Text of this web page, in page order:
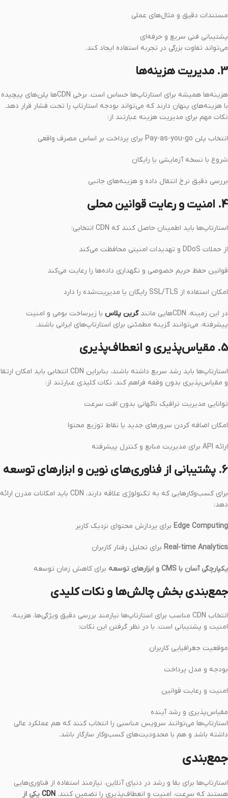
مستندات دقیق و مثال‌های عملی
پشتیبانی فنی سریع و حرفه‌ای
می‌تواند تفاوت بزرگی در تجربه استفاده ایجاد کند.
3. مدیریت هزینه‌ها
هزینه‌ها همیشه برای استارتاپ‌ها حساس است. برخی CDNها پلن‌های پیچیده
با هزینه‌های پنهان دارند که می‌تواند بودجه استارتاپ را تحت فشار قرار دهد.
نکات مهم برای مدیریت هزینه عبارتند از:
انتخاب پلن Pay-as-you-go برای پرداخت بر اساس مصرف واقعی
شروع با نسخه آزمایشی یا رایگان
بررسی دقیق نرخ انتقال داده و هزینه‌های جانبی
4. امنیت و رعایت قوانین محلی
استارتاپ‌ها باید اطمینان حاصل کنند که CDN انتخابی:
از حملات DDoS و تهدیدات امنیتی محافظت می‌کند
قوانین حفظ حریم خصوصی و نگهداری داده‌ها را رعایت می‌کند
امکان استفاده از SSL/TLS رایگان یا مدیریت‌شده را دارد
در این زمینه، CDNهایی مانند گرین پلاس با زیرساخت بومی و امنیت
پیشرفته، می‌توانند گزینه مطمئنی برای استارتاپ‌های ایرانی باشند.
5. مقیاس‌پذیری و انعطاف‌پذیری
استارتاپ‌ها باید رشد سریع داشته باشند، بنابراین CDN انتخابی باید امکان ارتقا
و مقیاس‌پذیری بدون وقفه فراهم کند. نکات کلیدی عبارتند از:
توانایی مدیریت ترافیک ناگهانی بدون افت سرعت
امکان اضافه کردن سرورهای جدید یا نقاط توزیع محتوا
ارائه API برای مدیریت منابع و کنترل پیشرفته
6. پشتیبانی از فناوری‌های نوین و ابزارهای توسعه
برای کسب‌وکارهایی که به تکنولوژی علاقه دارند، CDN باید امکانات مدرن ارائه
دهد:
Edge Computing برای پردازش محتوای نزدیک کاربر
Real-time Analytics برای تحلیل رفتار کاربران
یکپارچگی آسان با CMS و ابزارهای توسعه برای کاهش زمان توسعه
جمع‌بندی بخش چالش‌ها و نکات کلیدی
انتخاب CDN مناسب برای استارتاپ‌ها نیازمند بررسی دقیق ویژگی‌ها، هزینه،
امنیت و پشتیبانی است. با در نظر گرفتن این نکات:
موقعیت جغرافیایی کاربران
بودجه و مدل پرداخت
امنیت و رعایت قوانین
مقیاس‌پذیری و رشد آینده
استارتاپ‌ها می‌توانند سرویس مناسبی را انتخاب کنند که هم عملکرد عالی
داشته باشد و هم با محدودیت‌های کسب‌وکار سازگار باشد.
جمع‌بندی
استارتاپ‌ها برای بقا و رشد در دنیای آنلاین، نیازمند استفاده از فناوری‌هایی
هستند که سرعت، امنیت و انعطاف‌پذیری را تضمین کنند. CDN یکی از